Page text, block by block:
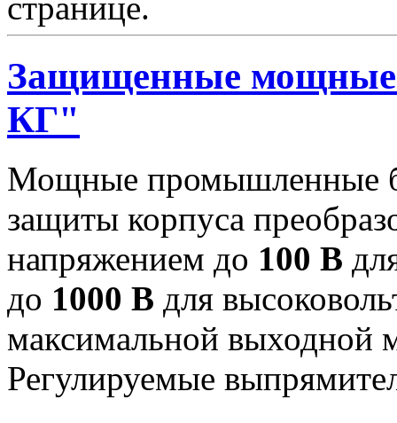
странице.
Защищенные
КГ"
Мощные промышленные
защиты корпуса
напряжением до 100 В
до 1000 В для
максимальной
Регулируемые